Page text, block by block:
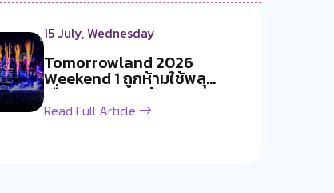
15 July, Wednesday
Tomorrowland 2026
Weekend 1 ถูกห้ามใช้พลุ
เนื่องจากอากาศร้อ...
Read Full Article